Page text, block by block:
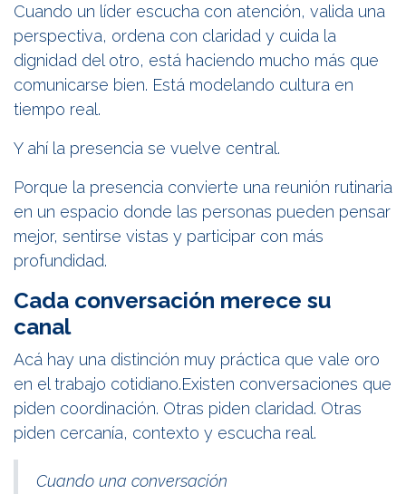
Cuando un líder escucha con atención, valida una
perspectiva, ordena con claridad y cuida la
dignidad del otro, está haciendo mucho más que
comunicarse bien. Está modelando cultura en
tiempo real.
Y ahí la presencia se vuelve central.
Porque la presencia convierte una reunión rutinaria
en un espacio donde las personas pueden pensar
mejor, sentirse vistas y participar con más
profundidad.
Cada conversación merece su
canal
Acá hay una distinción muy práctica que vale oro
en el trabajo cotidiano.Existen conversaciones que
piden coordinación. Otras piden claridad. Otras
piden cercanía, contexto y escucha real.
Cuando una conversación